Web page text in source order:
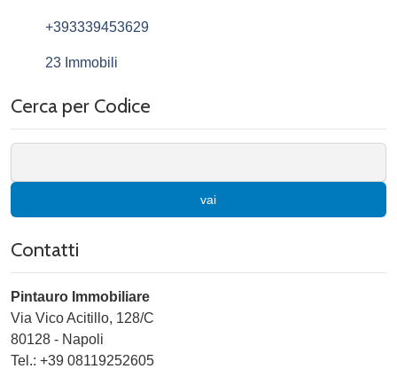
+393339453629
23 Immobili
Cerca per Codice
vai
Contatti
Pintauro Immobiliare
Via Vico Acitillo, 128/C
80128 - Napoli
Tel.: +39 08119252605